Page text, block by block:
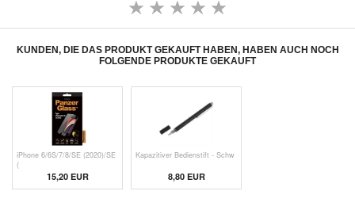
KUNDEN, DIE DAS PRODUKT GEKAUFT HABEN, HABEN AUCH NOCH
FOLGENDE PRODUKTE GEKAUFT
iPhone 6/6S/7/8/SE (2020)/SE
(
15,20 EUR
Kapazitiver Bedienstift - Schw
8,80 EUR